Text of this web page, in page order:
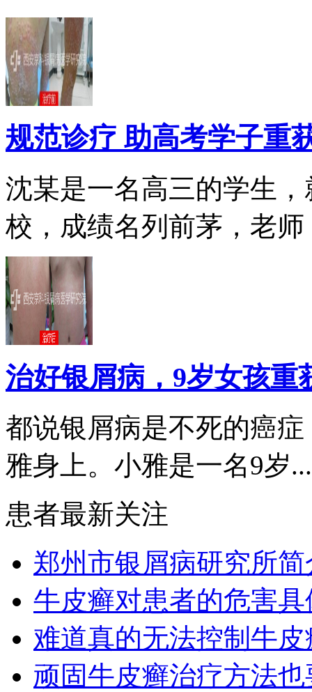
规范诊疗 助高考学子重
沈某是一名高三的学生
校，成绩名列前茅，老师
治好银屑病，9岁女孩重
都说银屑病是不死的癌
雅身上。小雅是一名9岁...
患者最新关注
郑州市银屑病研究所简
牛皮癣对患者的危害
难道真的无法控制牛
顽固牛皮癣治疗方法也